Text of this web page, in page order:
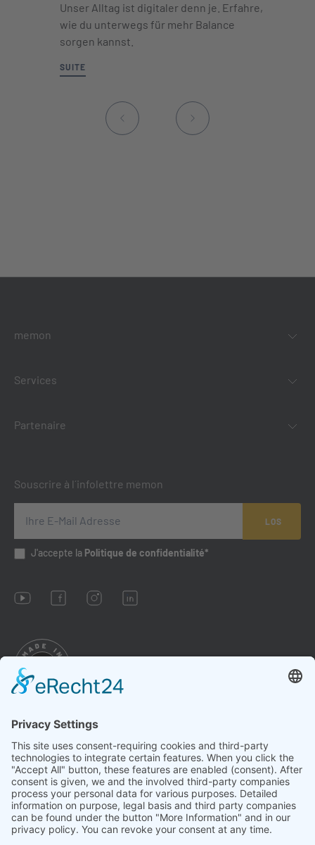
Unser Alltag ist digitaler denn je. Erfahre,
wie du unterwegs für mehr Balance
sorgen kannst.
SUITE
memon
Services
Partenaire
Souscrire à l´infolettre memon
LOS
J'accepte la Politique de confidentialité*
Impressum
Conditions
Datenschutz
Paramètres des cookies